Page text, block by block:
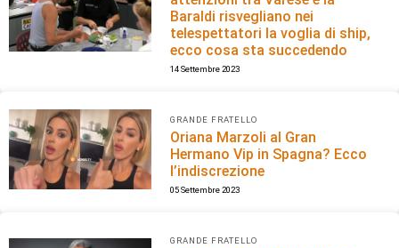
Baraldi risvegliano nei
telespettatori la voglia di ship,
ecco cosa sta succedendo
14 Settembre 2023
GRANDE FRATELLO
Oriana Marzoli al Gran
Hermano Vip in Spagna? Ecco
l’indiscrezione
05 Settembre 2023
GRANDE FRATELLO